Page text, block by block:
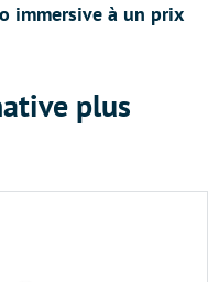
immersive à un prix
plus